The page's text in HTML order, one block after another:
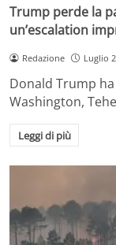
Trump perde la
un’escalation
Redazione Luglio
Donald Trump
Washington,
Leggi di più